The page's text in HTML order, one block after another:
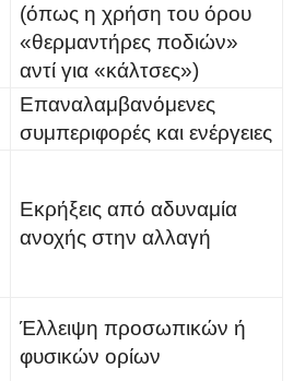
(όπως η χρήση του όρου
«θερμαντήρες ποδιών»
αντί για «κάλτσες»)
Επαναλαμβανόμενες
συμπεριφορές και ενέργειες
Εκρήξεις από αδυναμία
ανοχής στην αλλαγή
Έλλειψη προσωπικών ή
φυσικών ορίων